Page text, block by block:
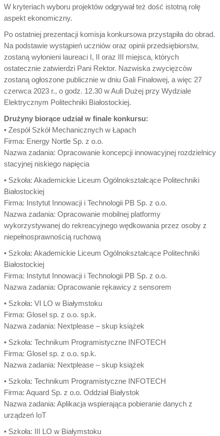
W kryteriach wyboru projektów odgrywał też dość istotną rolę
aspekt ekonomiczny.
Po ostatniej prezentacji komisja konkursowa przystąpiła do obrad.
Na podstawie wystąpień uczniów oraz opinii przedsiębiorstw,
zostaną wyłonieni laureaci I, II oraz III miejsca, których
ostatecznie zatwierdzi Pani Rektor. Nazwiska zwycięzców
zostaną ogłoszone publicznie w dniu Gali Finałowej, a więc 27
czerwca 2023 r., o godz. 12.30 w Auli Dużej przy Wydziale
Elektrycznym Politechniki Białostockiej.
Drużyny biorące udział w finale konkursu:
• Zespół Szkół Mechanicznych w Łapach
Firma: Energy Nortle Sp. z o.o.
Nazwa zadania: Opracowanie koncepcji innowacyjnej rozdzielnicy
stacyjnej niskiego napięcia
• Szkoła: Akademickie Liceum Ogólnokształcące Politechniki
Białostockiej
Firma: Instytut Innowacji i Technologii PB Sp. z o.o.
Nazwa zadania: Opracowanie mobilnej platformy
wykorzystywanej do rekreacyjnego wędkowania przez osoby z
niepełnosprawnością ruchową
• Szkoła: Akademickie Liceum Ogólnokształcące Politechniki
Białostockiej
Firma: Instytut Innowacji i Technologii PB Sp. z o.o.
Nazwa zadania: Opracowanie rękawicy z sensorem
• Szkoła: VI LO w Białymstoku
Firma: Glosel sp. z o.o. sp.k.
Nazwa zadania: Nextplease – skup książek
• Szkoła: Technikum Programistyczne INFOTECH
Firma: Glosel sp. z o.o. sp.k.
Nazwa zadania: Nextplease – skup książek
• Szkoła: Technikum Programistyczne INFOTECH
Firma: Aquard Sp. z o.o. Oddział Białystok
Nazwa zadania: Aplikacja wspierająca pobieranie danych z
urządzeń IoT
• Szkoła: III LO w Białymstoku